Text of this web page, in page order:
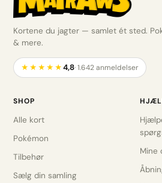
Kortene du jagter — samlet ét sted.
& mere.
★★★★★4,8· 1.642 anmeldelser
SHOP
Alle kort
Pokémon
Tilbehør
Sælg din samling
Mine